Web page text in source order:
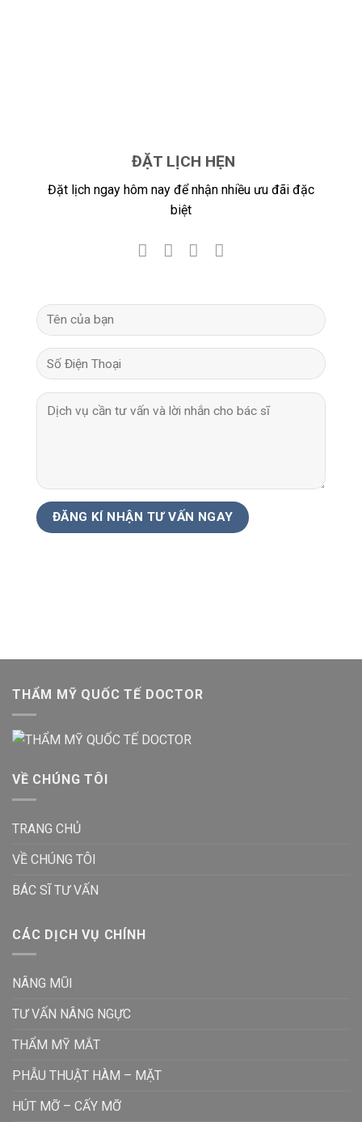
ĐẶT LỊCH HẸN
Đặt lịch ngay hôm nay để nhận nhiều ưu đãi đặc
biệt
THẨM MỸ QUỐC TẾ DOCTOR
VỀ CHÚNG TÔI
TRANG CHỦ
VỀ CHÚNG TÔI
BÁC SĨ TƯ VẤN
CÁC DỊCH VỤ CHÍNH
NÂNG MŨI
TƯ VẤN NÂNG NGỰC
THẨM MỸ MẮT
PHẪU THUẬT HÀM – MẶT
HÚT MỠ – CẤY MỠ